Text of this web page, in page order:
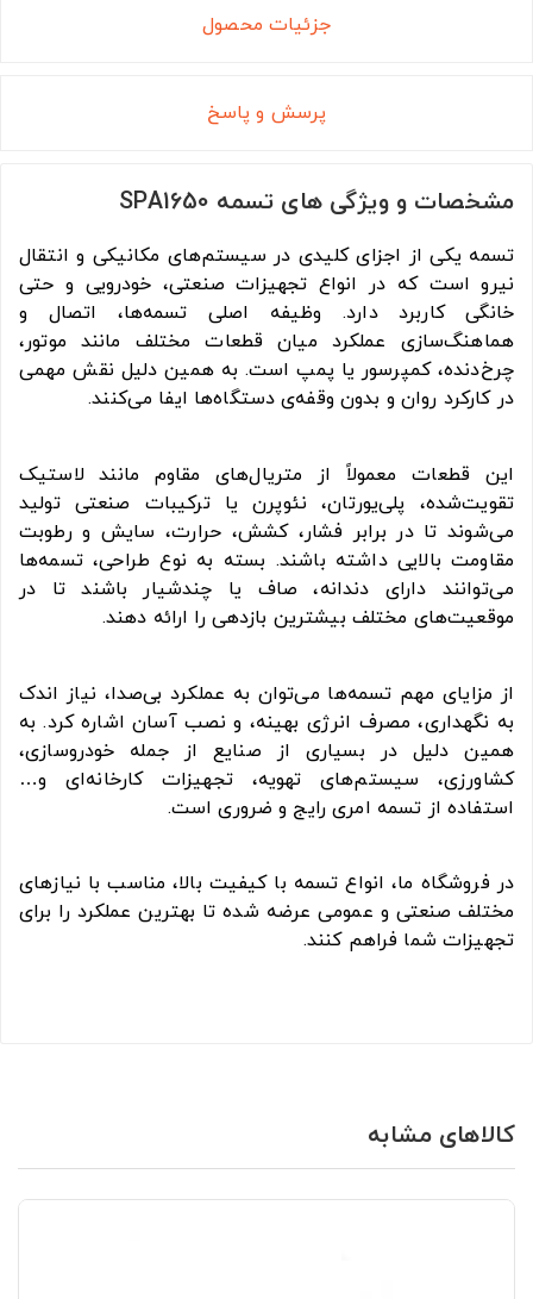
جزئیات محصول
پرسش و پاسخ
مشخصات و ویژگی های تسمه SPA1650
تسمه یکی از اجزای کلیدی در سیستم‌های مکانیکی و انتقال
نیرو است که در انواع تجهیزات صنعتی، خودرویی و حتی
خانگی کاربرد دارد. وظیفه اصلی تسمه‌ها، اتصال و
هماهنگ‌سازی عملکرد میان قطعات مختلف مانند موتور،
چرخ‌دنده، کمپرسور یا پمپ است. به همین دلیل نقش مهمی
در کارکرد روان و بدون وقفه‌ی دستگاه‌ها ایفا می‌کنند.
این قطعات معمولاً از متریال‌های مقاوم مانند لاستیک
تقویت‌شده، پلی‌یورتان، نئوپرن یا ترکیبات صنعتی تولید
می‌شوند تا در برابر فشار، کشش، حرارت، سایش و رطوبت
مقاومت بالایی داشته باشند. بسته به نوع طراحی، تسمه‌ها
می‌توانند دارای دندانه، صاف یا چندشیار باشند تا در
موقعیت‌های مختلف بیشترین بازدهی را ارائه دهند.
از مزایای مهم تسمه‌ها می‌توان به عملکرد بی‌صدا، نیاز اندک
به نگهداری، مصرف انرژی بهینه، و نصب آسان اشاره کرد. به
همین دلیل در بسیاری از صنایع از جمله خودروسازی،
کشاورزی، سیستم‌های تهویه، تجهیزات کارخانه‌ای و…
استفاده از تسمه امری رایج و ضروری است.
در فروشگاه ما، انواع تسمه با کیفیت بالا، مناسب با نیازهای
مختلف صنعتی و عمومی عرضه شده تا بهترین عملکرد را برای
تجهیزات شما فراهم کنند.
کالاهای مشابه